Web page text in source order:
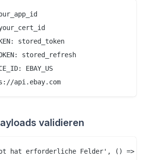
your_cert_id
stored_token
stored_refresh
EBAY_US
validieren
hat erforderliche Felder', () => {